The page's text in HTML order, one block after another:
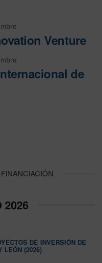
Venture
de
2026
DE INVERSIÓN DE
LEÓN (2026)